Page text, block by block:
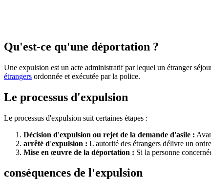
Qu'est-ce qu'une déportation ?
Une expulsion est un acte administratif par lequel un étranger
étrangers ordonnée et exécutée par la police.
Le processus d'expulsion
Le processus d'expulsion suit certaines étapes :
Décision d'expulsion ou rejet de la demande d'asile :
arrêté d'expulsion : L'autorité des étrangers délivre un
Mise en œuvre de la déportation : Si la personne
conséquences de l'expulsion